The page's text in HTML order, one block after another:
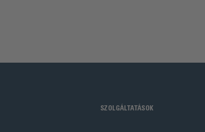
SZOLGÁLTATÁSOK